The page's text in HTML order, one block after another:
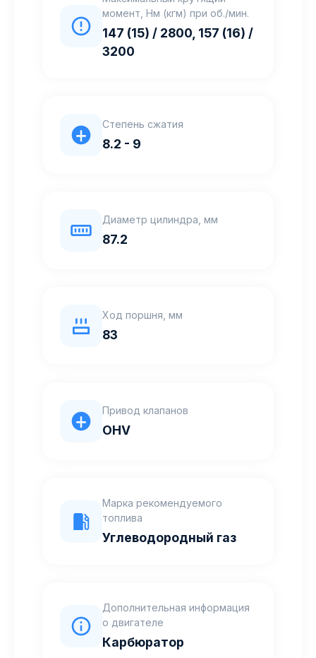
момент, Нм (кгм) при об./мин.
147 (15) / 2800, 157 (16) /
3200
Степень сжатия
8.2 - 9
Диаметр цилиндра, мм
87.2
Ход поршня, мм
83
Привод клапанов
OHV
Марка рекомендуемого
топлива
Углеводородный газ
Дополнительная информация
о двигателе
Карбюратор